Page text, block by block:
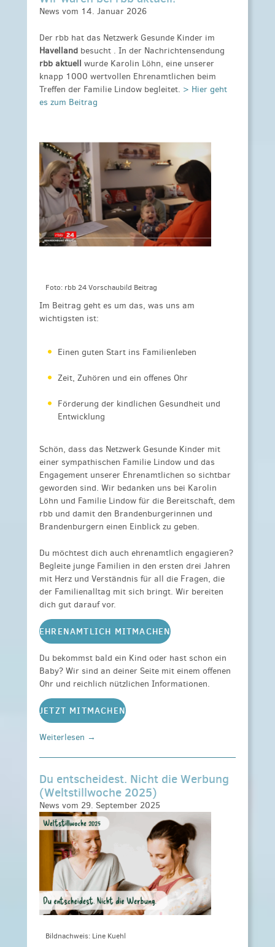
News vom 14. Januar 2026
Der rbb hat das Netzwerk Gesunde Kinder im
Havelland besucht . In der Nachrichtensendung
rbb aktuell wurde Karolin Löhn, eine unserer
knapp 1000 wertvollen Ehrenamtlichen beim
Treffen der Familie Lindow begleitet. > Hier geht
es zum Beitrag
Foto: rbb 24 Vorschaubild Beitrag
Im Beitrag geht es um das, was uns am
wichtigsten ist:
Einen guten Start ins Familienleben
Zeit, Zuhören und ein offenes Ohr
Förderung der kindlichen Gesundheit und
Entwicklung
Schön, dass das Netzwerk Gesunde Kinder mit
einer sympathischen Familie Lindow und das
Engagement unserer Ehrenamtlichen so sichtbar
geworden sind. Wir bedanken uns bei Karolin
Löhn und Familie Lindow für die Bereitschaft, dem
rbb und damit den Brandenburgerinnen und
Brandenburgern einen Einblick zu geben.
Du möchtest dich auch ehrenamtlich engagieren?
Begleite junge Familien in den ersten drei Jahren
mit Herz und Verständnis für all die Fragen, die
der Familienalltag mit sich bringt. Wir bereiten
dich gut darauf vor.
EHRENAMTLICH MITMACHEN
Du bekommst bald ein Kind oder hast schon ein
Baby? Wir sind an deiner Seite mit einem offenen
Ohr und reichlich nützlichen Informationen.
JETZT MITMACHEN
Weiterlesen →
Du entscheidest. Nicht die Werbung
(Weltstillwoche 2025)
News vom 29. September 2025
Bildnachweis: Line Kuehl